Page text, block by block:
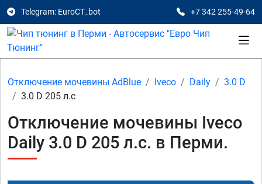
Telegram: EuroCT_bot +7 342 255-49-64
Отключение мочевины AdBlue Iveco Daily
3.0 D
3.0 D 205 л.с
Отключение мочевины Iveco
Daily 3.0 D 205 л.с. в Перми.